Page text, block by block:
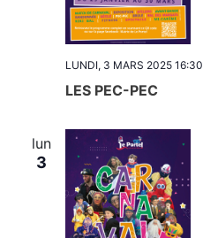
LES PEC-PEC
LUNDI, 3 MARS 2025 16:30
lun
3